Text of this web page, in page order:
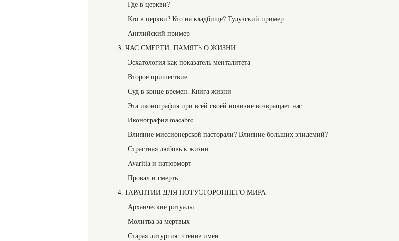
Где в церкви?
Кто в церкви? Кто на кладбище? Тулузский пример
Английский пример
3. ЧАС СМЕРТИ. ПАМЯТЬ О ЖИЗНИ
Эсхатология как показатель менталитета
Второе пришествие
Суд в конце времен. Книга жизни
Эта иконография при всей своей новизне возвращает нас
Иконография macabre
Влияние миссионерской пасторали? Влияние больших эпидемий?
Страстная любовь к жизни
Avaritia и натюрморт
Провал и смерть
4. ГАРАНТИИ ДЛЯ ПОТУСТОРОННЕГО МИРА
Архаические ритуалы
Молитва за мертвых
Старая литургия: чтение имен